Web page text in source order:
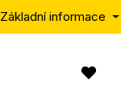
Základní informace
Máte